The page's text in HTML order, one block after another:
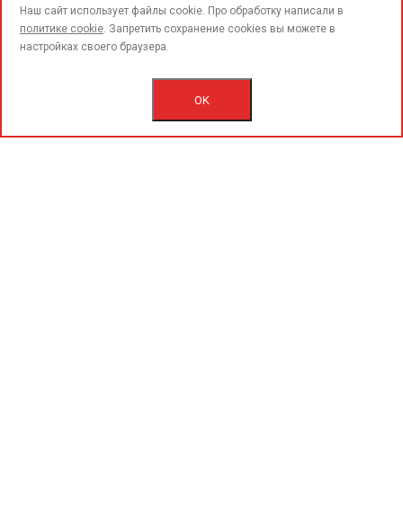
call
Наш сайт использует файлы cookie. Про обработку написали в
политике cookie. Запретить сохранение cookies вы можете в
настройках своего браузера.
OK